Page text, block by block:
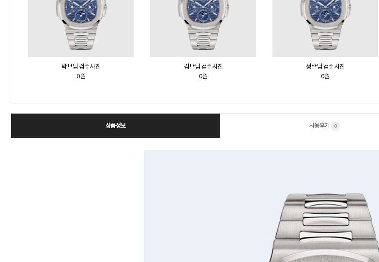
박**님 검수 사진
0원
김**님 검수 사진
0원
정**님 검수 사진
0원
상품정보 사용후기 0